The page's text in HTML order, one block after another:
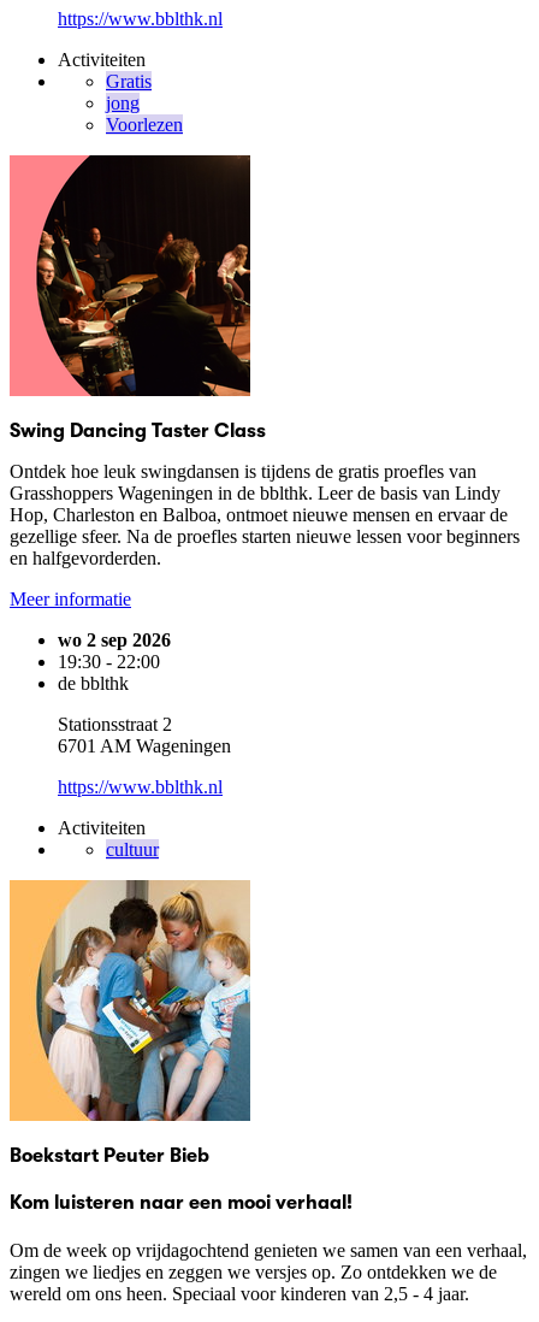
https://www.bblthk.nl
Activiteiten
Gratis
jong
Voorlezen
Swing Dancing Taster Class
Ontdek hoe leuk swingdansen is tijdens de gratis proefles van
Grasshoppers Wageningen in de bblthk. Leer de basis van Lindy
Hop, Charleston en Balboa, ontmoet nieuwe mensen en ervaar de
gezellige sfeer. Na de proefles starten nieuwe lessen voor beginners
en halfgevorderden.
Meer informatie
wo 2 sep 2026
19:30 - 22:00
de bblthk
Stationsstraat 2
6701 AM Wageningen
https://www.bblthk.nl
Activiteiten
cultuur
Boekstart Peuter Bieb
Kom luisteren naar een mooi verhaal!
Om de week op vrijdagochtend genieten we samen van een verhaal,
zingen we liedjes en zeggen we versjes op. Zo ontdekken we de
wereld om ons heen. Speciaal voor kinderen van 2,5 - 4 jaar.